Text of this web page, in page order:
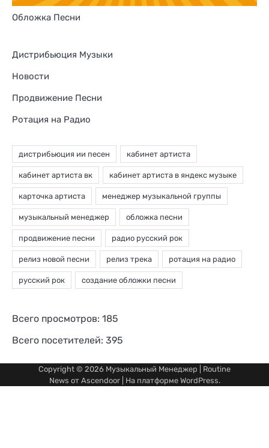
Обложка Песни
Дистрибьюция Музыки
Новости
Продвижение Песни
Ротация на Радио
Всего просмотров: 185
Всего посетителей: 395
Copyright © 2026 Музыкальный Менеджер | Routine
News от Ascendoor| На платформе WordPress.